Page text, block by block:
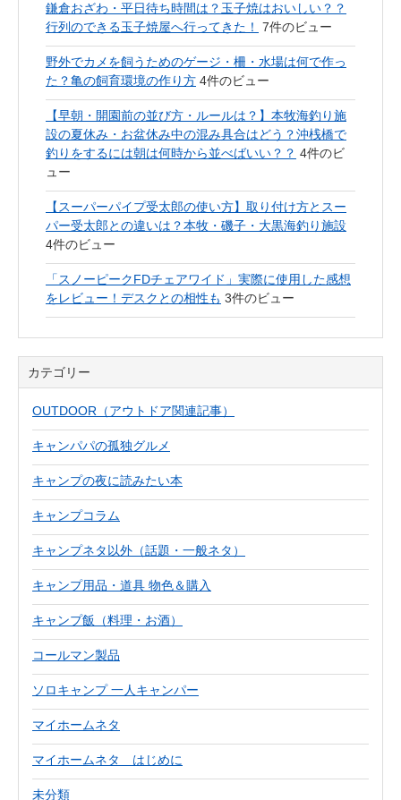
鎌倉おざわ・平日待ち時間は？玉子焼はおいしい？？
行列のできる玉子焼屋へ行ってきた！
7件のビュー
野外でカメを飼うためのゲージ・柵・水場は何で作っ
た？亀の飼育環境の作り方 4件のビュー
【早朝・開園前の並び方・ルールは？】本牧海釣り施
設の夏休み・お盆休み中の混み具合はどう？沖桟橋で
釣りをするには朝は何時から並べばいい？？ 4件のビ
ュー
【スーパーパイプ受太郎の使い方】取り付け方とスー
パー受太郎との違いは？本牧・磯子・大黒海釣り施設
4件のビュー
「スノーピークFDチェアワイド」実際に使用した感想
をレビュー！デスクとの相性も 3件のビュー
カテゴリー
OUTDOOR（アウトドア関連記事）
キャンパパの孤独グルメ
キャンプの夜に読みたい本
キャンプコラム
キャンプネタ以外（話題・一般ネタ）
キャンプ用品・道具 物色＆購入
キャンプ飯（料理・お酒）
コールマン製品
ソロキャンプ 一人キャンパー
マイホームネタ
マイホームネタ はじめに
未分類